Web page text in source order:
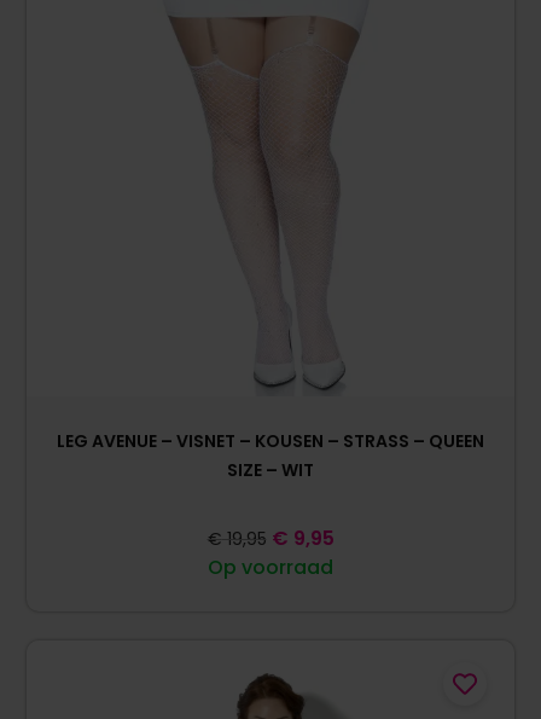
LEG AVENUE – VISNET – KOUSEN – STRASS – QUEEN
SIZE – WIT
Op voorraad
€ 19,95 € 9,95